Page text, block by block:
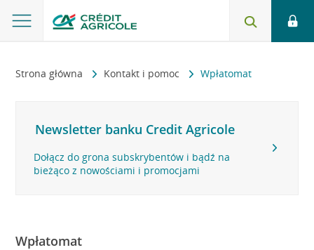
Strona główna Kontakt i pomoc Wpłatomat
Newsletter banku Credit Agricole
Dołącz do grona subskrybentów i bądź na
bieżąco z nowościami i promocjami
Wpłatomat